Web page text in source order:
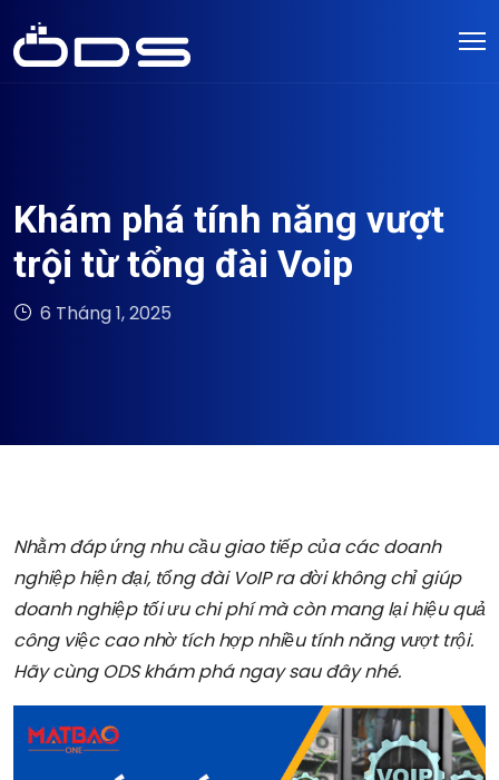
Khám phá tính năng vượt
trội từ tổng đài Voip
6 Tháng 1, 2025
Nhằm đáp ứng nhu cầu giao tiếp của các doanh
nghiệp hiện đại, tổng đài VoIP ra đời không chỉ giúp
doanh nghiệp tối ưu chi phí mà còn mang lại hiệu quả
công việc cao nhờ tích hợp nhiều tính năng vượt trội.
Hãy cùng ODS khám phá ngay sau đây nhé.